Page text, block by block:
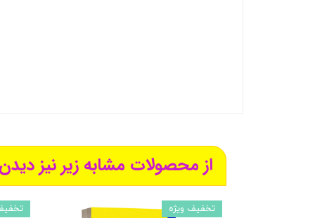
تخفیف ویژه
از محصولات مشابه زیر نیز